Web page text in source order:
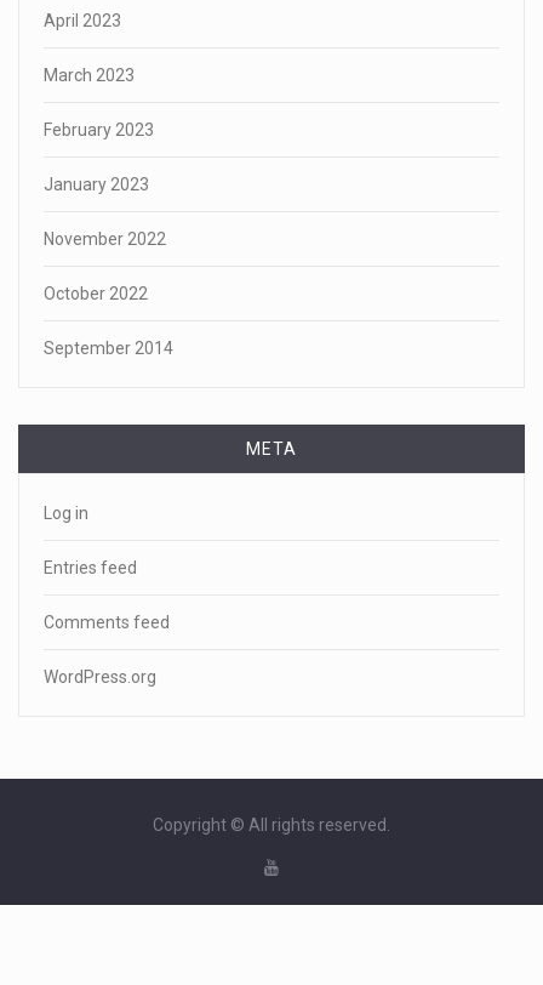
April 2023
March 2023
February 2023
January 2023
November 2022
October 2022
September 2014
META
Log in
Entries feed
Comments feed
WordPress.org
Copyright © All rights reserved.